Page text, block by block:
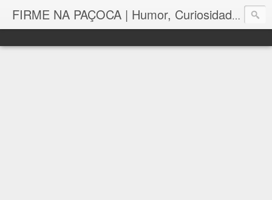
FIRME NA PAÇOCA | Humor, Curiosidades, Tutoriais e Muito mais